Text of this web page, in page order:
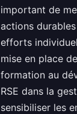
important de
actions
efforts
mise en place
formation au
RSE dans la
sensibiliser les